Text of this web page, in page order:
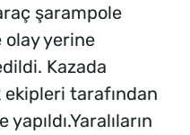
şarampole
olay yerine
Kazada
ekipleri tarafından